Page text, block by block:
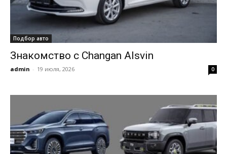
Подбор авто
Знакомство с Changan Alsvin
admin - 19 июля, 2026 0